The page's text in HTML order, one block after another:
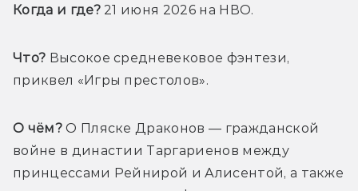
Когда и где? 21 июня 2026 на НВО.
Что? Высокое средневековое фэнтези,
приквел «Игры престолов».
О чём? О Пляске Драконов — гражданской
войне в династии Таргариенов между
принцессами Рейнирой и Алисентой, а также